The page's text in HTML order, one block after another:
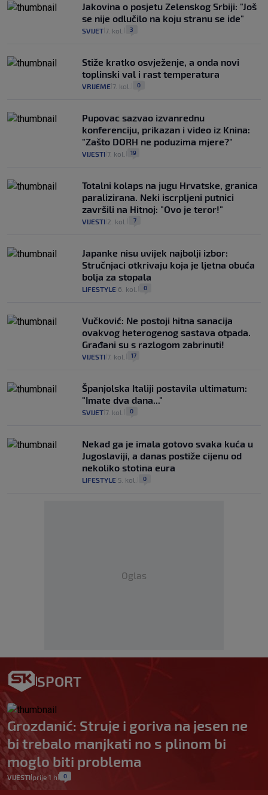
Jakovina o posjetu Zelenskog Srbiji: "Još
se nije odlučilo na koju stranu se ide"
SVIJET 7. kol. 3
Stiže kratko osvježenje, a onda novi
toplinski val i rast temperatura
VRIJEME 7. kol. 0
Pupovac sazvao izvanrednu
konferenciju, prikazan i video iz Knina:
"Zašto DORH ne poduzima mjere?"
VIJESTI 7. kol. 19
Totalni kolaps na jugu Hrvatske, granica
paralizirana. Neki iscrpljeni putnici
završili na Hitnoj: "Ovo je teror!"
VIJESTI 2. kol. 7
Japanke nisu uvijek najbolji izbor:
Stručnjaci otkrivaju koja je ljetna obuća
bolja za stopala
LIFESTYLE 6. kol. 0
Vučković: Ne postoji hitna sanacija
ovakvog heterogenog sastava otpada.
Građani su s razlogom zabrinuti!
VIJESTI 7. kol. 17
Španjolska Italiji postavila ultimatum:
"Imate dva dana..."
SVIJET 7. kol. 0
Nekad ga je imala gotovo svaka kuća u
Jugoslaviji, a danas postiže cijenu od
nekoliko stotina eura
LIFESTYLE 5. kol. 0
Oglas
SPORT
Grozdanić: Struje i goriva na jesen ne
bi trebalo manjkati no s plinom bi
moglo biti problema
VIJESTI prije 1 h 0